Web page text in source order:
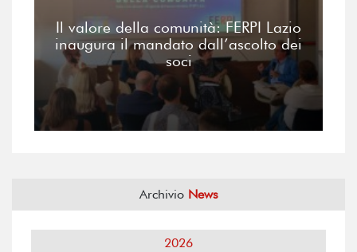
Il valore della comunità: FERPI Lazio
inaugura il mandato dall’ascolto dei
soci
Archivio News
2026